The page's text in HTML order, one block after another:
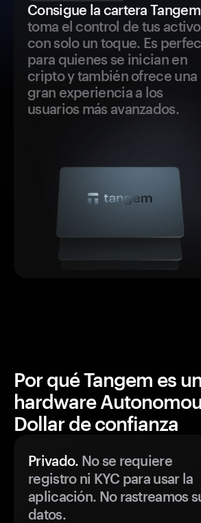
Consigue la cartera Tangem
toma el control de tus
con solo un toque. Es
para quienes se inician en
cripto y también ofrece una
gran experiencia a los
usuarios más avanzados.
Por qué Tangem es
hardware
Dollar de confianza
Privado. No se requiere
registro ni KYC para usar la
aplicación. No rastreamos
datos.